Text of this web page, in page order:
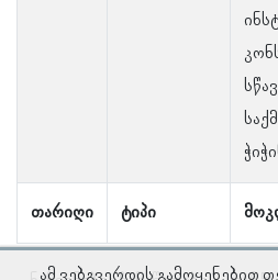
თარიღი ტიპი
ამ ვებგვერდის გამოყენებით